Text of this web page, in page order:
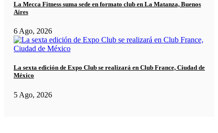
La Mecca Fitness suma sede en formato club en La Matanza, Buenos
Aires
6 Ago, 2026
La sexta edición de Expo Club se realizará en Club France, Ciudad de
México
5 Ago, 2026